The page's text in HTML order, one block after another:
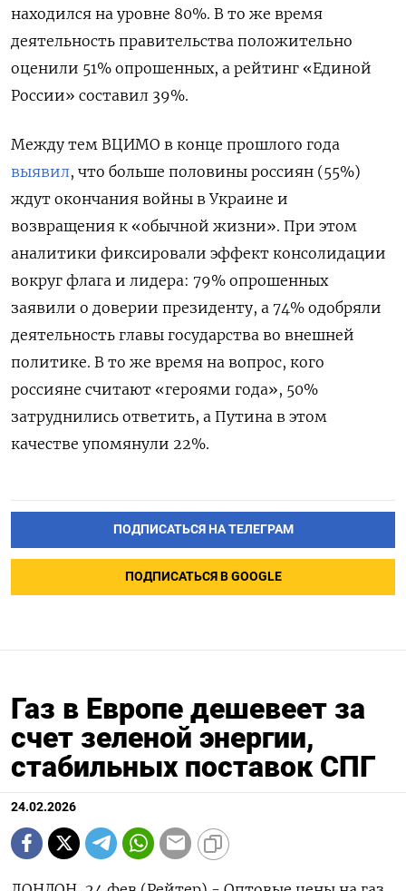
находился на уровне 80%. В то же время
деятельность правительства положительно
оценили 51% опрошенных, а рейтинг «Единой
России» составил 39%.
Между тем ВЦИМО в конце прошлого года
выявил, что больше половины россиян (55%)
ждут окончания войны в Украине и
возвращения к «обычной жизни». При этом
аналитики фиксировали эффект консолидации
вокруг флага и лидера: 79% опрошенных
заявили о доверии президенту, а 74% одобряли
деятельность главы государства во внешней
политике. В то же время на вопрос, кого
россияне считают «героями года», 50%
затруднились ответить, а Путина в этом
качестве упомянули 22%.
ПОДПИСАТЬСЯ НА ТЕЛЕГРАМ
ПОДПИСАТЬСЯ В GOOGLE
Газ в Европе дешевеет за
счет зеленой энергии,
стабильных поставок СПГ
24.02.2026